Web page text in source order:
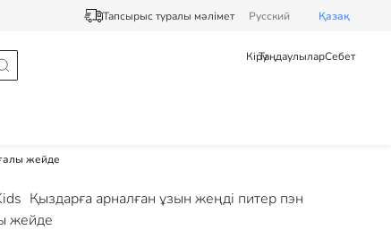
Тапсырыс туралы мәлімет Pусский Қазақ
КіруТаңдаулыларСебет
жейде
Қыздарға арналған ұзын жеңді питер пэн
жейде